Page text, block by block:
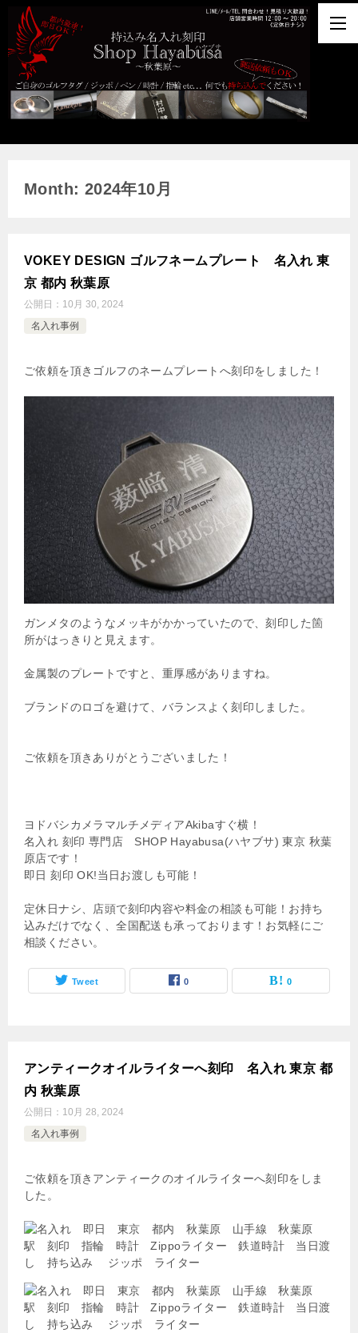
Month: 2024年10月
VOKEY DESIGN ゴルフネームプレート 名入れ 東
京 都内 秋葉原
公開日： 10月 30, 2024
名入れ事例
ご依頼を頂きゴルフのネームプレートへ刻印をしました！
ガンメタのようなメッキがかかっていたので、刻印した箇
所がはっきりと見えます。
金属製のプレートですと、重厚感がありますね。
ブランドのロゴを避けて、バランスよく刻印しました。
ご依頼を頂きありがとうございました！
ヨドバシカメラマルチメディアAkibaすぐ横！
名入れ 刻印 専門店 SHOP Hayabusa(ハヤブサ) 東京 秋葉
原店です！
即日 刻印 OK!当日お渡しも可能！
定休日ナシ、店頭で刻印内容や料金の相談も可能！お持ち
込みだけでなく、全国配送も承っております！お気軽にご
相談ください。
Tweet 0 0
アンティークオイルライターへ刻印 名入れ 東京 都
内 秋葉原
公開日： 10月 28, 2024
名入れ事例
ご依頼を頂きアンティークのオイルライターへ刻印をしま
した。